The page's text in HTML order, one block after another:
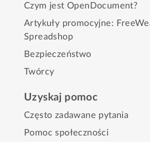
Czym jest OpenDocument?
Artykuły promocyjne:
Spreadshop
Bezpieczeństwo
Twórcy
Uzyskaj pomoc
Często zadawane pytania
Pomoc społeczności